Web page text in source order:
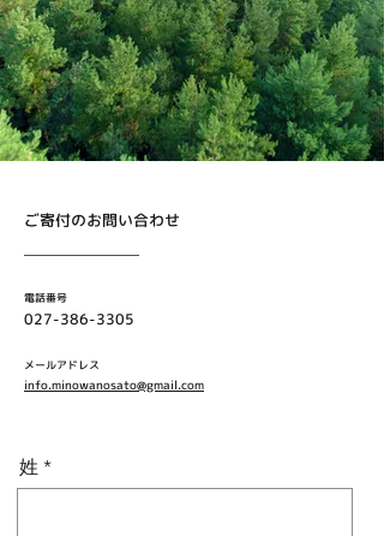
​ご寄付のお問い合わせ
電話番号
027-386-3305
メールアドレス
info.minowanosato@gmail.com
姓